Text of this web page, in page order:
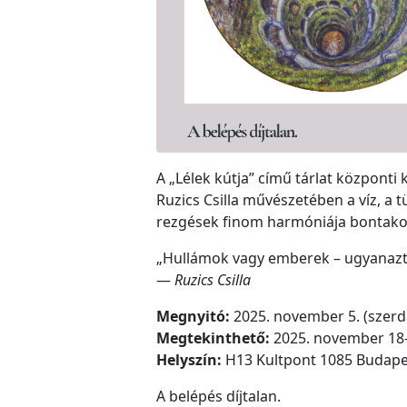
A „Lélek kútja” című tárlat
Ruzics Csilla művészetében a víz,
rezgések finom harmóniája
„Hullámok vagy emberek –
—Ruzics Csilla
Megnyitó: 2025. november 5.
Megtekinthető: 2025. november
Helyszín: H13 Kultpont 1085
A belépés díjtalan.